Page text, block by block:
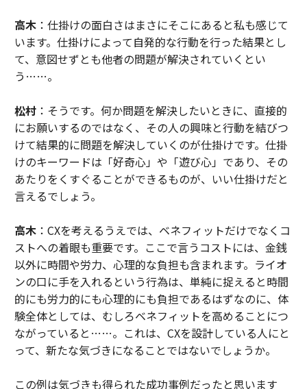
高木：仕掛けの面白さはまさにそこにあると私も感じて
います。仕掛けによって自発的な行動を行った結果とし
て、意図せずとも他者の問題が解決されていくとい
う……。
松村：そうです。何か問題を解決したいときに、直接的
にお願いするのではなく、その人の興味と行動を結びつ
けて結果的に問題を解決していくのが仕掛けです。仕掛
けのキーワードは「好奇心」や「遊び心」であり、その
あたりをくすぐることができるものが、いい仕掛けだと
言えるでしょう。
高木：CXを考えるうえでは、ベネフィットだけでなくコ
ストへの着眼も重要です。ここで言うコストには、金銭
以外に時間や労力、心理的な負担も含まれます。ライオ
ンの口に手を入れるという行為は、単純に捉えると時間
的にも労力的にも心理的にも負担であるはずなのに、体
験全体としては、むしろベネフィットを高めることにつ
ながっていると……。これは、CXを設計している人にと
って、新たな気づきになることではないでしょうか。
この例は気づきも得られた成功事例だったと思います